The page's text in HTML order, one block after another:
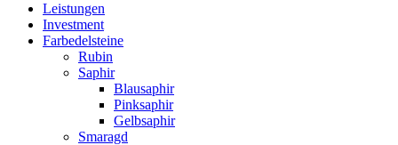
Leistungen
Investment
Farbedelsteine
Rubin
Saphir
Blausaphir
Pinksaphir
Gelbsaphir
Smaragd